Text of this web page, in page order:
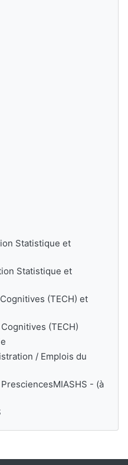
Statistique et
Statistique et
(TECH) et
(TECH)
/ Emplois du
- (à